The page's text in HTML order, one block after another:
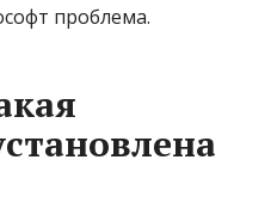
проблема.